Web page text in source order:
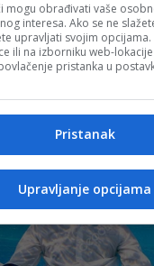
mogu obrađivati vaše
interesa. Ako se ne
upravljati svojim
ili na izborniku web-
pristanka u
Pristanak
Upravljanje opcijama